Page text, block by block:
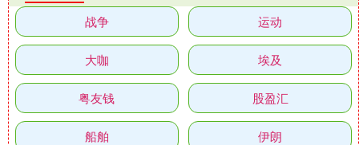
战争 运动
大咖 埃及
粤友钱 股盈汇
船舶 伊朗